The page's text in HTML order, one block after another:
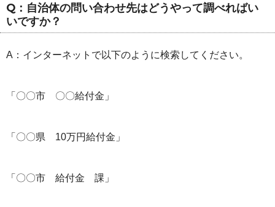
Q：自治体の問い合わせ先はどうやって調べればい
いですか？
A：インターネットで以下のように検索してください。
「〇〇市 〇〇給付金」
「〇〇県 10万円給付金」
「〇〇市 給付金 課」